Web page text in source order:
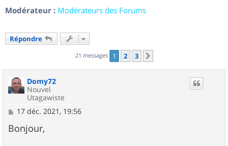
Modérateur : Modérateurs des Forums
Répondre
21 messages 1 2 3
Domy72
Nouvel
Utagawiste
M
s
s
17 déc. 2021, 19:56
Bonjour,